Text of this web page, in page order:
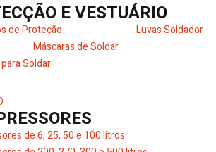
E VESTUÁRIO
de Proteção
Luvas Soldador
Máscaras de Soldar
Soldar
de 6, 25, 50 e 100 litros